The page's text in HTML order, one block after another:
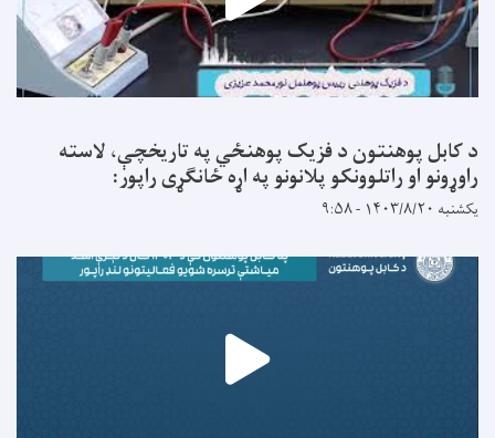
د کابل پوهنتون د فزیک پوهنځي په تاریخچې، لاسته
راوړونو او راتلوونکو پلانونو په اړه ځانګړی راپور:
یکشنبه ۱۴۰۳/۸/۲۰ - ۹:۵۸